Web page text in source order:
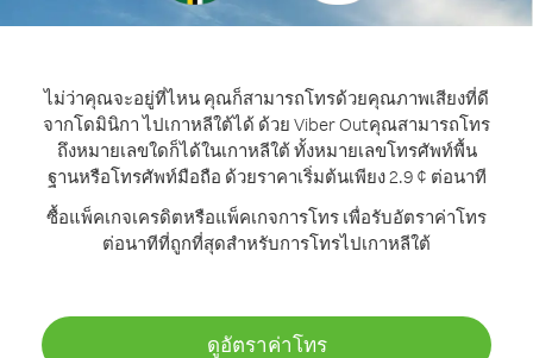
ไม่ว่าคุณจะอยู่ที่ไหน คุณก็สามารถโทรด้วยคุณภาพเสียงที่ดี
จากโดมินิกา ไปเกาหลีใต้ได้ ด้วย Viber Outคุณสามารถโทร
ถึงหมายเลขใดก็ได้ในเกาหลีใต้ ทั้งหมายเลขโทรศัพท์พื้น
ฐานหรือโทรศัพท์มือถือ ด้วยราคาเริ่มต้นเพียง 2.9 ¢ ต่อนาที
ซื้อแพ็คเกจเครดิตหรือแพ็คเกจการโทร เพื่อรับอัตราค่าโทร
ต่อนาทีที่ถูกที่สุดสำหรับการโทรไปเกาหลีใต้
ดูอัตราค่าโทร